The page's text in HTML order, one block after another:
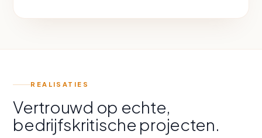
REALISATIES
Vertrouwd op echte,
bedrijfskritische projecten.